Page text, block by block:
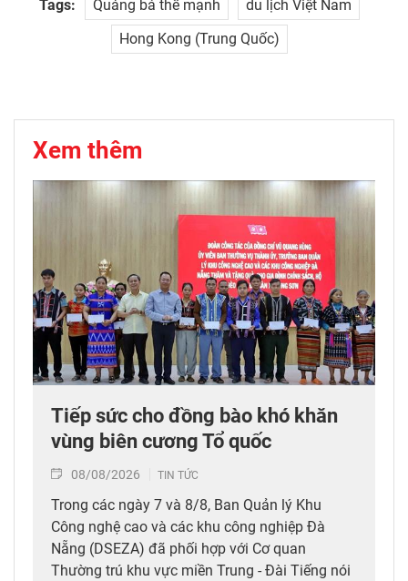
Tags: Quảng bá thế mạnh
du lịch Việt Nam
Hong Kong (Trung Quốc)
Xem thêm
Tiếp sức cho đồng bào khó khăn
vùng biên cương Tổ quốc
08/08/2026 TIN TỨC
Trong các ngày 7 và 8/8, Ban Quản lý Khu
Công nghệ cao và các khu công nghiệp Đà
Nẵng (DSEZA) đã phối hợp với Cơ quan
Thường trú khu vực miền Trung - Đài Tiếng nói